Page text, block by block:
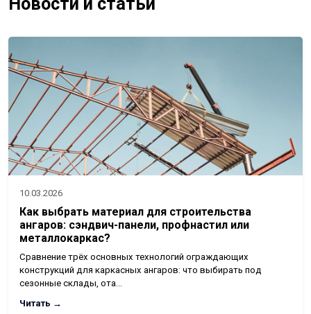
10.03.2026
Как выбрать материал для строительства
ангаров: сэндвич-панели, профнастил или
металлокаркас?
Сравнение трёх основных технологий ограждающих
конструкций для каркасных ангаров: что выбирать под
сезонные склады, ота…
Читать →